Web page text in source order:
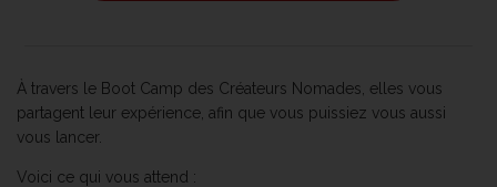
À travers le Boot Camp des Créateurs Nomades, elles vous
partagent leur expérience, afin que vous puissiez vous aussi
vous lancer.
Voici ce qui vous attend :